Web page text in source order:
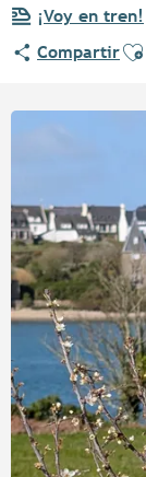
¡Voy en tren!
Compartir